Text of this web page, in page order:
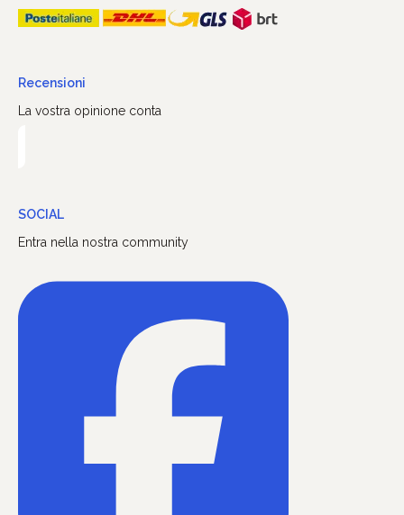
Recensioni
La vostra opinione conta
SOCIAL
Entra nella nostra community